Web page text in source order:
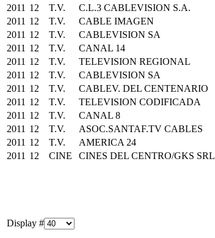
Display #
2011 12 T.V. C.L.3 CABLEVISION S.A.
2011 12 T.V. CABLE IMAGEN
2011 12 T.V. CABLEVISION SA
2011 12 T.V. CANAL 14
2011 12 T.V. TELEVISION REGIONAL
2011 12 T.V. CABLEVISION SA
2011 12 T.V. CABLEV. DEL CENTENARIO
2011 12 T.V. TELEVISION CODIFICADA
2011 12 T.V. CANAL 8
2011 12 T.V. ASOC.SANTAF.TV CABLES
2011 12 T.V. AMERICA 24
2011 12 CINE CINES DEL CENTRO/GKS SRL